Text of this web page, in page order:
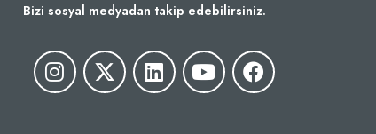
Bizi sosyal medyadan takip edebilirsiniz.